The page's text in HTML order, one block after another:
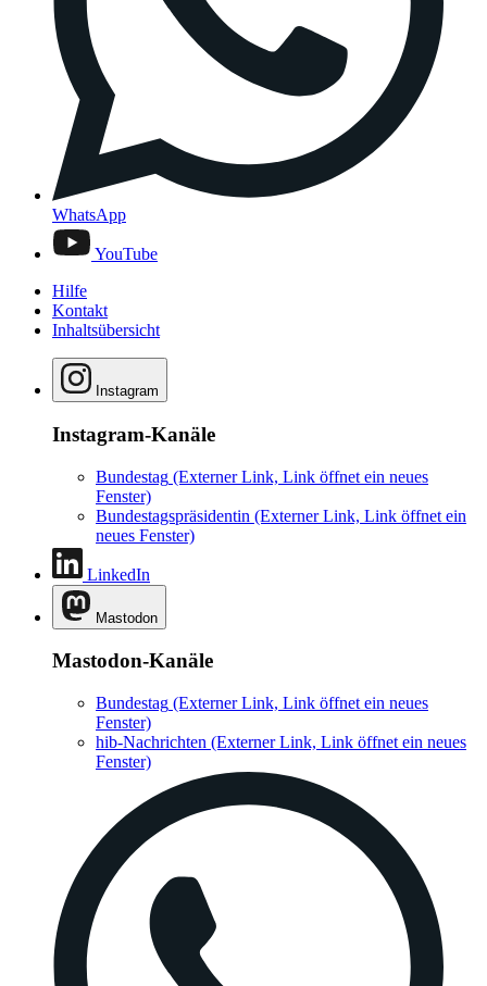
WhatsApp
YouTube
Hilfe
Kontakt
Inhaltsübersicht
Instagram
Instagram-Kanäle
Bundestag (Externer Link, Link öffnet ein neues
Fenster)
Bundestagspräsidentin (Externer Link, Link öffnet ein
neues Fenster)
LinkedIn
Mastodon
Mastodon-Kanäle
Bundestag (Externer Link, Link öffnet ein neues
Fenster)
hib-Nachrichten (Externer Link, Link öffnet ein neues
Fenster)